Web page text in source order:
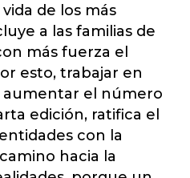
de los más
a las familias de
más fuerza el
esto, trabajar en
aumentar el número
edición, ratifica el
con la
hacia la